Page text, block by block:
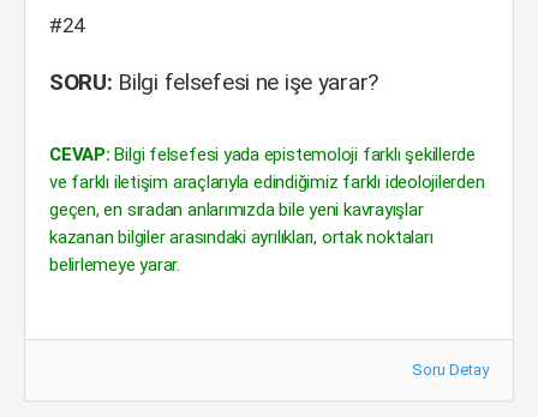
#24
SORU: Bilgi felsefesi ne işe yarar?
CEVAP: Bilgi felsefesi yada epistemoloji farklı şekillerde
ve farklı iletişim araçlarıyla edindiğimiz farklı ideolojilerden
geçen, en sıradan anlarımızda bile yeni kavrayışlar
kazanan bilgiler arasındaki ayrılıkları, ortak noktaları
belirlemeye yarar.
Soru Detay